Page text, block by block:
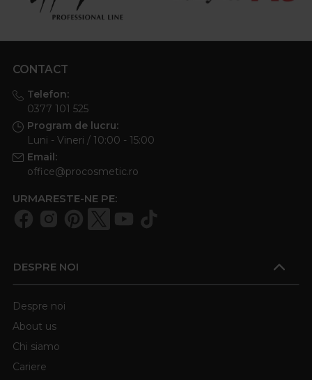
CONTACT
Telefon:
0377 101 525
Program de lucru:
Luni - Vineri / 10:00 - 15:00
Email:
office@procosmetic.ro
URMARESTE-NE PE:
DESPRE NOI
Despre noi
About us
Chi siamo
Cariere